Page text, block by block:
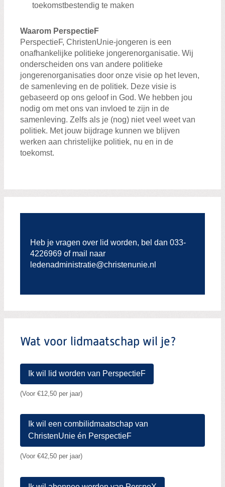
toekomstbestendig te maken
Waarom PerspectieF
PerspectieF, ChristenUnie-jongeren is een
onafhankelijke politieke jongerenorganisatie. Wij
onderscheiden ons van andere politieke
jongerenorganisaties door onze visie op het leven,
de samenleving en de politiek. Deze visie is
gebaseerd op ons geloof in God. We hebben jou
nodig om met ons van invloed te zijn in de
samenleving. Zelfs als je (nog) niet veel weet van
politiek. Met jouw bijdrage kunnen we blijven
werken aan christelijke politiek, nu en in de
toekomst.
Heb je vragen over lid worden, bel dan 033-
4226969 of mail naar
ledenadministratie@christenunie.nl
Wat voor lidmaatschap wil je?
Ik wil lid worden van PerspectieF
(Voor €12,50 per jaar)
Ik wil een combilidmaatschap van
ChristenUnie én PerspectieF
(Voor €42,50 per jaar)